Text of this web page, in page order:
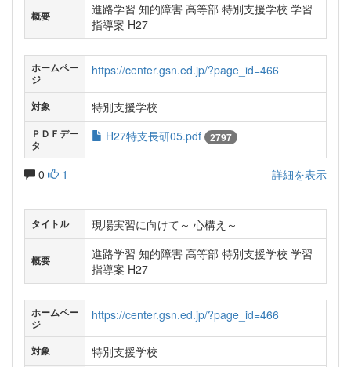
概要
進路学習 知的障害 高等部 特別支援学校 学習
指導案 H27
ホームペー
ジ
https://center.gsn.ed.jp/?page_id=466
対象 特別支援学校
ＰＤＦデー
タ
H27特支長研05.pdf 2797
0 1 詳細を表示
タイトル 現場実習に向けて～ 心構え～
概要
進路学習 知的障害 高等部 特別支援学校 学習
指導案 H27
ホームペー
ジ
https://center.gsn.ed.jp/?page_id=466
対象 特別支援学校